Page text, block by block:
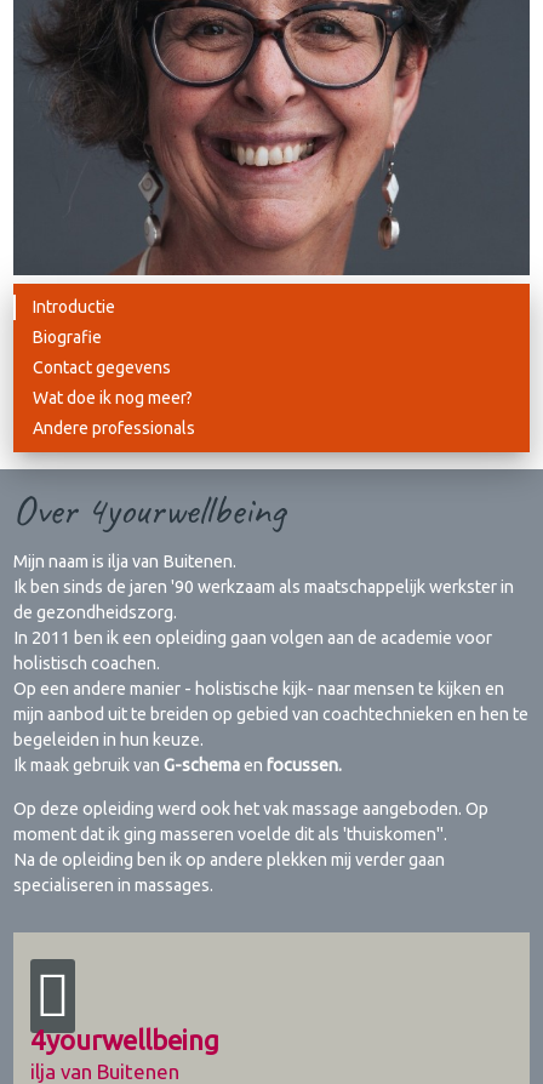
Introductie
Biografie
Contact gegevens
Wat doe ik nog meer?
Andere professionals
Over 4yourwellbeing
Mijn naam is ilja van Buitenen.
Ik ben sinds de jaren '90 werkzaam als maatschappelijk werkster in
de gezondheidszorg.
In 2011 ben ik een opleiding gaan volgen aan de academie voor
holistisch coachen.
Op een andere manier - holistische kijk- naar mensen te kijken en
mijn aanbod uit te breiden op gebied van coachtechnieken en hen te
begeleiden in hun keuze.
Ik maak gebruik vanG-schemaenfocussen.
Op deze opleiding werd ook het vak massage aangeboden. Op
moment dat ik ging masseren voelde dit als 'thuiskomen".
Na de opleiding ben ik op andere plekken mij verder gaan
specialiseren in massages.
4yourwellbeing
ilja van Buitenen